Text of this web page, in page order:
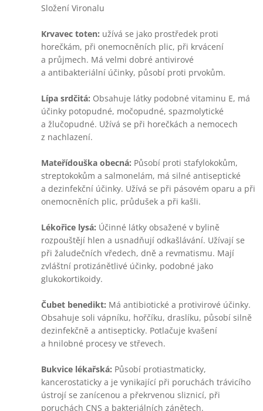
Složení Vironalu
Krvavec toten: užívá se jako prostředek proti
horečkám, při onemocněních plic, při krvácení
a průjmech. Má velmi dobré antivirové
a antibakteriální účinky, působí proti prvokům.
Lípa srdčitá: Obsahuje látky podobné vitaminu E, má
účinky potopudné, močopudné, spazmolytické
a žlučopudné. Užívá se při horečkách a nemocech
z nachlazení.
Mateřídouška obecná: Působí proti stafylokokům,
streptokokům a salmonelám, má silné antiseptické
a dezinfekční účinky. Užívá se při pásovém oparu a při
onemocněních plic, průdušek a při kašli.
Lékořice lysá: Účinné látky obsažené v bylině
rozpouštějí hlen a usnadňují odkašlávání. Užívají se
při žaludečních vředech, dně a revmatismu. Mají
zvláštní protizánětlivé účinky, podobné jako
glukokortikoidy.
Čubet benedikt: Má antibiotické a protivirové účinky.
Obsahuje soli vápníku, hořčíku, draslíku, působí silně
dezinfekčně a antisepticky. Potlačuje kvašení
a hnilobné procesy ve střevech.
Bukvice lékařská: Působí protiastmaticky,
kancerostaticky a je vynikající při poruchách trávicího
ústrojí se zanícenou a překrvenou sliznicí, při
poruchách CNS a bakteriálních zánětech.